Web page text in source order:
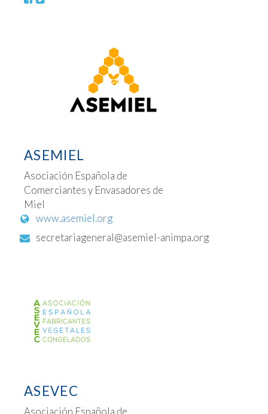
ASEMIEL
Asociación Española de
Comerciantes y Envasadores de
Miel
www.asemiel.org
secretariageneral@asemiel-animpa.org
ASEVEC
Asociación Española de